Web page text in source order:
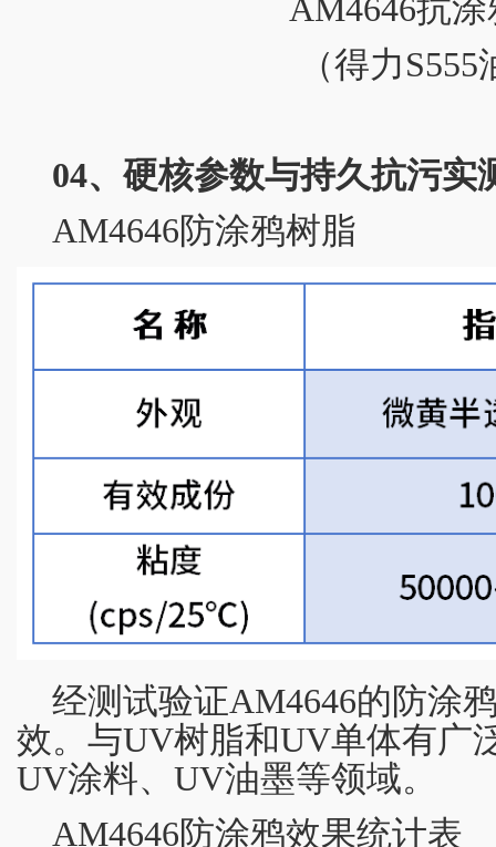
AM4646抗
（得力
04、硬核参数与持久抗污实
AM4646防涂鸦树脂
经测试验证AM4646的防涂
效。与UV树脂和UV单体有广
UV涂料、UV油墨等领域。
AM4646防涂鸦效果统计表